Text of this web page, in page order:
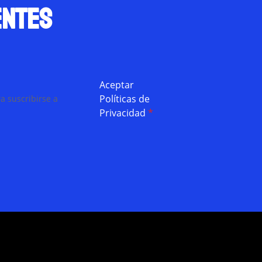
suscribirse a
Aceptar
Políticas de
Privacidad*